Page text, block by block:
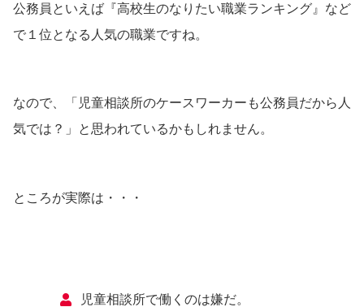
公務員といえば『高校生のなりたい職業ランキング』など
で１位となる人気の職業ですね。
なので、「児童相談所のケースワーカーも公務員だから人
気では？」と思われているかもしれません。
ところが実際は・・・
児童相談所で働くのは嫌だ。